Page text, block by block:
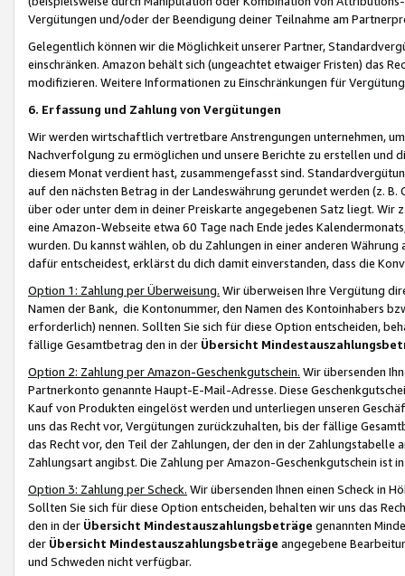
Vergütungen und/oder der Beendigung deiner Teilnahme am
Gelegentlich können wir die Möglichkeit unserer Partner,
einschränken. Amazon behält sich (ungeachtet etwaiger Fristen) das
modifizieren. Weitere Informationen zu Einschränkungen für
6. Erfassung und Zahlung von Vergütungen
Wir werden wirtschaftlich vertretbare Anstrengungen unternehmen,
Nachverfolgung zu ermöglichen und unsere Berichte zu erstellen und
diesem Monat verdient hast, zusammengefasst sind.
auf den nächsten Betrag in der Landeswährung gerundet werden (z.
über oder unter dem in deiner Preiskarte angegebenen Satz liegt.
eine Amazon-Webseite etwa 60 Tage nach Ende jedes
wurden. Du kannst wählen, ob du Zahlungen in einer anderen
dafür entscheidest, erklärst du dich damit einverstanden, dass die
Option 1: Zahlung per Überweisung. Wir überweisen Ihre Vergütung
Namen der Bank, die Kontonummer, den Namen des Kontoinhabers
erforderlich) nennen. Sollten Sie sich für diese Option entscheiden,
fällige Gesamtbetrag den in der Übersicht
Option 2: Zahlung per Amazon-Geschenkgutschein. Wir übersenden
Partnerkonto genannte Haupt-E-Mail-Adresse. Diese
Kauf von Produkten eingelöst werden und unterliegen unseren
uns das Recht vor, Vergütungen zurückzuhalten, bis der fällige
das Recht vor, den Teil der Zahlungen, der den in der
Zahlungsart angibst. Die Zahlung per Amazon-Geschenkgutschein ist
Option 3: Zahlung per Scheck. Wir übersenden Ihnen einen Scheck in
Sollten Sie sich für diese Option entscheiden, behalten wir uns das
den in der Übersicht Mindestauszahlungsbeträge genannten
der Übersicht Mindestauszahlungsbeträge angegebene
und Schweden nicht verfügbar.